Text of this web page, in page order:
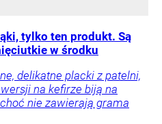
tylko ten produkt. Są
w środku
delikatne placki z patelni,
na kefirze biją na
nie zawierają grama